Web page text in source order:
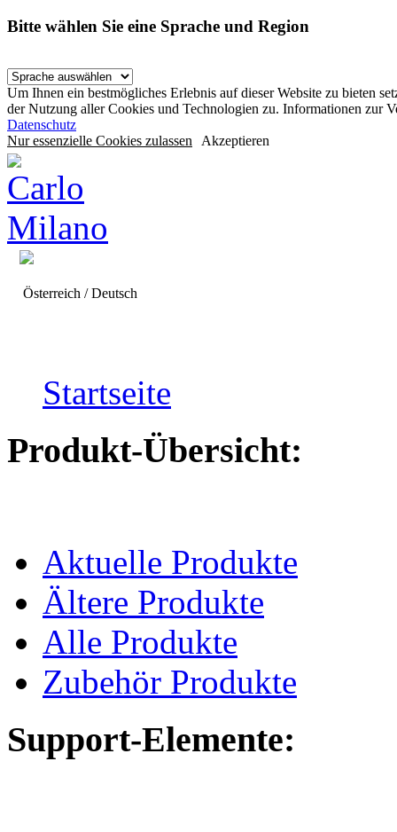
Bitte wählen Sie eine Sprache und Region
Um Ihnen ein bestmögliches Erlebnis auf dieser Website zu bieten
der Nutzung aller Cookies und Technologien zu. Informationen zur
Datenschutz
Nur essenzielle Cookies zulassen Akzeptieren
Österreich / Deutsch
Startseite
Produkt-Übersicht:
Aktuelle Produkte
Ältere Produkte
Alle Produkte
Zubehör Produkte
Support-Elemente: